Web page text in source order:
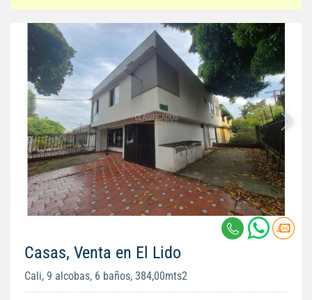
Casas, Venta en El Lido
Cali, 9 alcobas, 6 baños, 384,00mts2